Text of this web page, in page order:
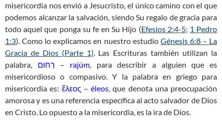
misericordia nos envió a Jesucristo, el único camino con el que
podemos alcanzar la salvación, siendo Su regalo de gracia para
todo aquel que ponga su fe en Su Hijo (Efesios 2:4-5; 1 Pedro
1:3). Como lo explicamos en nuestro estudio Génesis 6:8 – La
Gracia de Dios (Parte 1). Las Escrituras también utilizan la
palabra,
רַחוּם – rajúm, para describir a alguien que es
misericordioso o compasivo. Y la palabra en griego para
misericordia es: ἔλεος – éleos, que denota una preocupación
amorosa y es una referencia específica al acto salvador de Dios
en Cristo. Lo opuesto a la misericordia, es la ira de Dios.